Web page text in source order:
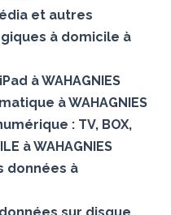
et autres
à domicile à
à WAHAGNIES
à WAHAGNIES
: TV, BOX,
à WAHAGNIES
données à
sur disque